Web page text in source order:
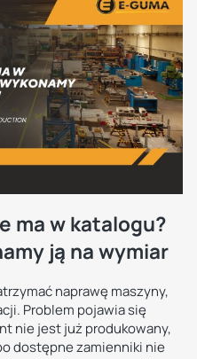
ma w katalogu?
ją na wymiar
naprawę maszyny,
Problem pojawia się
nie jest już produkowany,
dostępne zamienniki nie